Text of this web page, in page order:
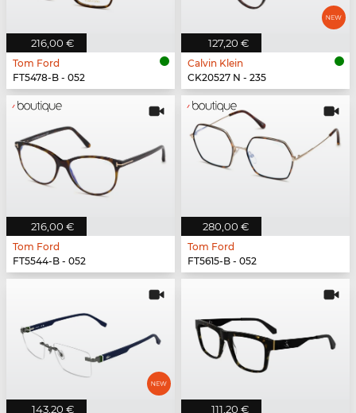
216,00 €
Tom Ford
FT5478-B - 052
127,20 €
Calvin Klein
CK20527 N - 235
216,00 €
Tom Ford
FT5544-B - 052
280,00 €
Tom Ford
FT5615-B - 052
143,20 € 111,20 €